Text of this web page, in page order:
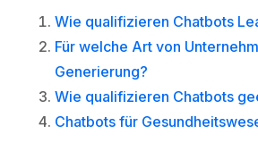
Wie qualifizieren Chatbots
Für welche Art von
Generierung?
Wie qualifizieren Chatbots
Chatbots für